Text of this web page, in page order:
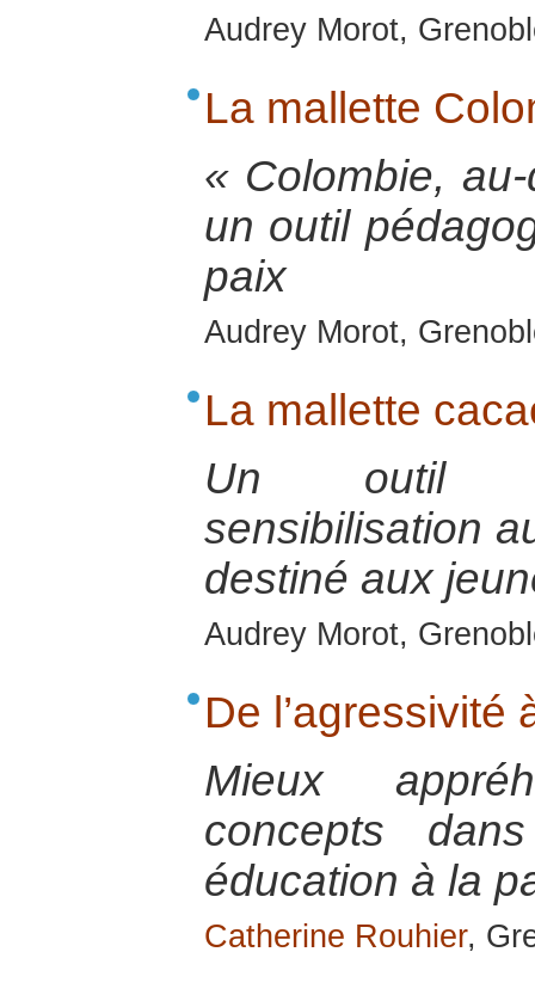
Audrey Morot,
La mallette
« Colombie,
un outil
paix
Audrey Morot,
La mallette
Un outil
sensibilisation
destiné aux
Audrey Morot,
De l’agressivité
Mieux
concepts
éducation à la
Catherine Rouhier,